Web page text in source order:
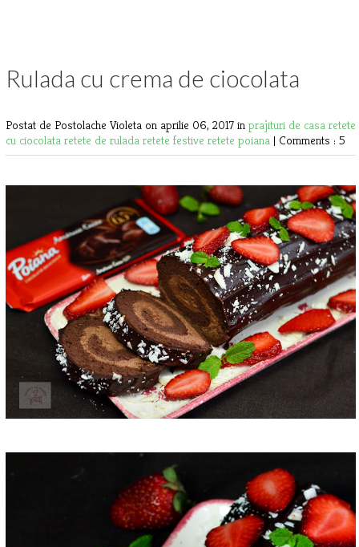
Rulada cu crema de ciocolata
Postat de Postolache Violeta on aprilie 06, 2017 in prajituri de casa retete
cu ciocolata retete de rulada retete festive retete poiana | Comments : 5